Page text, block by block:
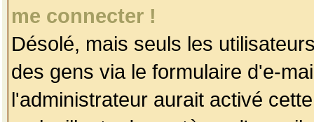
me connecter !
Désolé, mais seuls les
des gens via le formulaire d'e-
l'administrateur aurait activé